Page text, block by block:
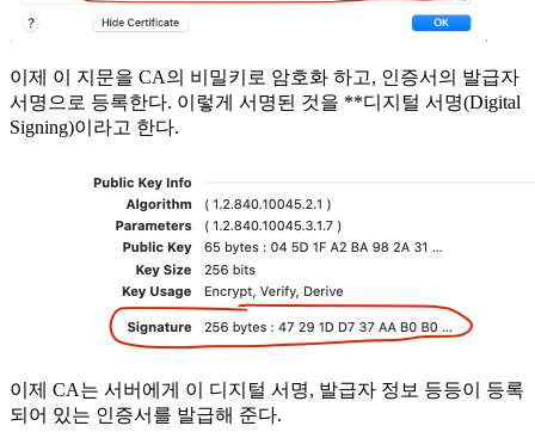
이제 이 지문을 CA의 비밀키로 암호화 하고, 인증서의 발급자
서명으로 등록한다. 이렇게 서명된 것을 **디지털 서명(Digital
Signing)이라고 한다.
이제 CA는 서버에게 이 디지털 서명, 발급자 정보 등등이 등록
되어 있는 인증서를 발급해 준다.